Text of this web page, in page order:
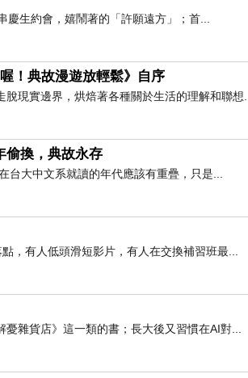
生約會，嬉鬧著的「許願遠方」；首...
！典故漫遊放輕鬆》自序
現實邊界，烘焙著各種關於生活的理解和聯想...
偷換，典故永存
大中文系就讀的年代應該有重疊，只是...
有人低頭滑短影片，有人在交換補習班最...
雜貨店》這一類的書；長大後又習慣在AI對...